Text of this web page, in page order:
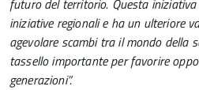
futuro del territorio. Questa
iniziative regionali e ha un ulteriore
agevolare scambi tra il mondo della
tassello importante per favorire
generazioni”.